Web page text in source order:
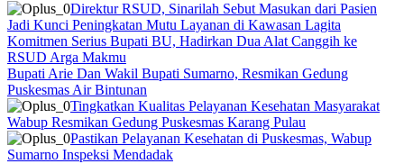
Direktur RSUD, Sinarilah Sebut Masukan dari Pasien
Jadi Kunci Peningkatan Mutu Layanan di Kawasan Lagita
Komitmen Serius Bupati BU, Hadirkan Dua Alat Canggih ke
RSUD Arga Makmu
Bupati Arie Dan Wakil Bupati Sumarno, Resmikan Gedung
Puskesmas Air Bintunan
Tingkatkan Kualitas Pelayanan Kesehatan Masyarakat
Wabup Resmikan Gedung Puskesmas Karang Pulau
Pastikan Pelayanan Kesehatan di Puskesmas, Wabup
Sumarno Inspeksi Mendadak